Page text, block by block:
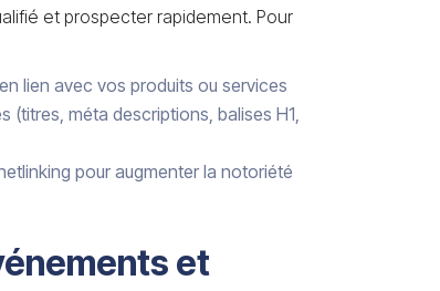
et prospecter rapidement. Pour
lien avec vos produits ou services
(titres, méta descriptions, balises H1,
pour augmenter la notoriété
et